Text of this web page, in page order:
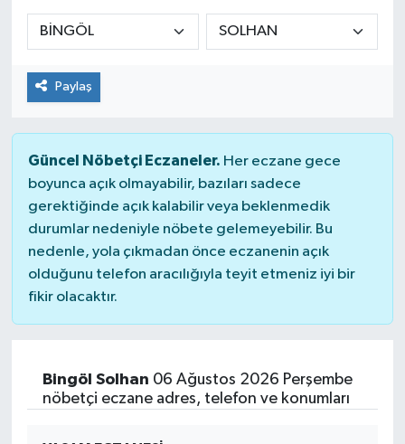
Paylaş
Güncel Nöbetçi Eczaneler. Her eczane gece
boyunca açık olmayabilir, bazıları sadece
gerektiğinde açık kalabilir veya beklenmedik
durumlar nedeniyle nöbete gelemeyebilir. Bu
nedenle, yola çıkmadan önce eczanenin açık
olduğunu telefon aracılığıyla teyit etmeniz iyi bir
fikir olacaktır.
Bingöl Solhan 06 Ağustos 2026 Perşembe
nöbetçi eczane adres, telefon ve konumları
Siyaset
Spor